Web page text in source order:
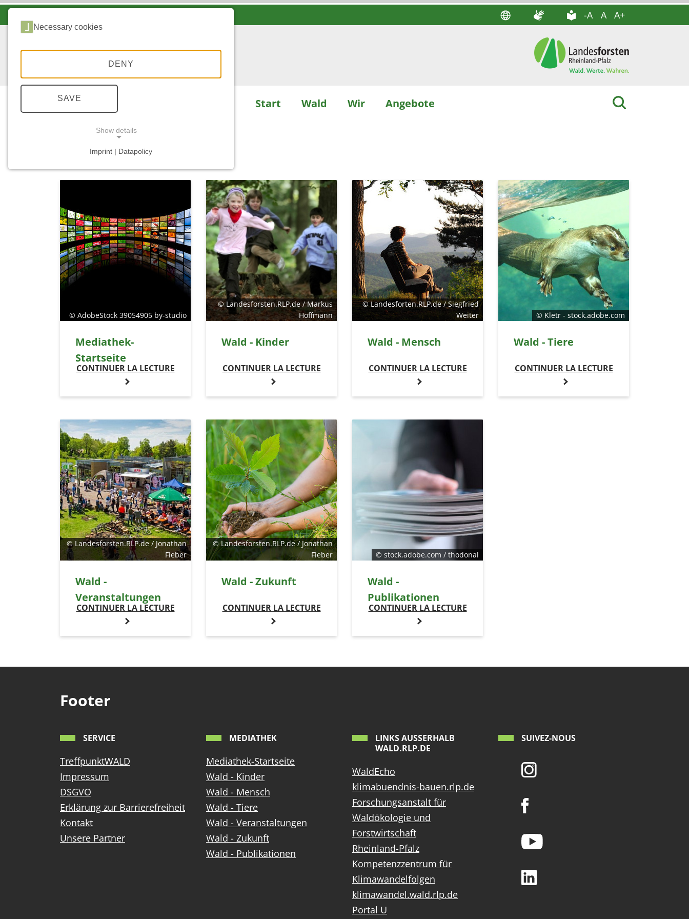
-A A A+
Start Wald Wir Angebote
STARTSEITE ... MEDIATHEK
© AdobeStock 39054905 by-studio
Mediathek-
Startseite
CONTINUER LA LECTURE
© Landesforsten.RLP.de / Markus
Hoffmann
Wald - Kinder
CONTINUER LA LECTURE
© Landesforten.RLP.de / Siegfried
Weiter
Wald - Mensch
CONTINUER LA LECTURE
© Kletr - stock.adobe.com
Wald - Tiere
CONTINUER LA LECTURE
© Landesforsten.RLP.de / Jonathan
Fieber
Wald -
Veranstaltungen
CONTINUER LA LECTURE
© Landesforsten.RLP.de / Jonathan
Fieber
Wald - Zukunft
CONTINUER LA LECTURE
© stock.adobe.com / thodonal
Wald -
Publikationen
CONTINUER LA LECTURE
Footer
SERVICE
TreffpunktWALD
Impressum
DSGVO
Erklärung zur Barrierefreiheit
Kontakt
Unsere Partner
MEDIATHEK
Mediathek-Startseite
Wald - Kinder
Wald - Mensch
Wald - Tiere
Wald - Veranstaltungen
Wald - Zukunft
Wald - Publikationen
LINKS AUSSERHALB W
ALD.RLP.DE
WaldEcho
klimabuendnis-bauen.rlp.de
Forschungsanstalt für
Waldökologie und
Forstwirtschaft
Rheinland-Pfalz
Kompetenzzentrum für
Klimawandelfolgen
klimawandel.wald.rlp.de
Portal U
SUIVEZ-NOUS
Necessary cookies
DENY
SAVE
Show details
Imprint | Datapolicy